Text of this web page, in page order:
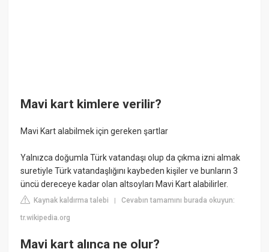
Mavi kart kimlere verilir?
Mavi Kart alabilmek için gereken şartlar
Yalnızca doğumla Türk vatandaşı olup da çıkma izni almak
suretiyle Türk vatandaşlığını kaybeden kişiler ve bunların 3
üncü dereceye kadar olan altsoyları Mavi Kart alabilirler.
Kaynak kaldırma talebi |Cevabın tamamını burada okuyun:
tr.wikipedia.org
Mavi kart alınca ne olur?